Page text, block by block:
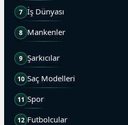
7 İş Dünyası
8 Mankenler
9 Şarkıcılar
10 Saç Modelleri
11 Spor
12 Futbolcular